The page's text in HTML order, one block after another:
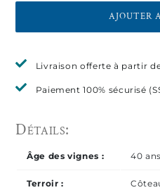
AJOUTER
d'un
produit
panier
Livraison offerte à partir
Paiement 100% sécurisé
Âge des vignes : 40 ans
Terroir :